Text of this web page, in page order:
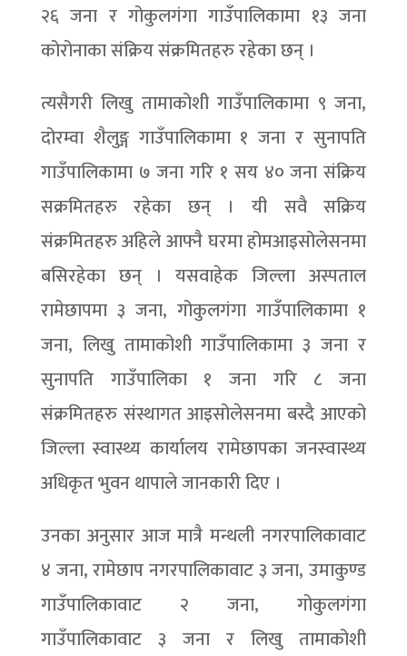
२६ जना र गोकुलगंगा गाउँपालिकामा १३ जना
कोरोनाका संक्रिय संक्रमितहरु रहेका छन् ।
त्यसैगरी लिखु तामाकोशी गाउँपालिकामा ९ जना,
दोरम्वा शैलुङ्ग गाउँपालिकामा १ जना र सुनापति
गाउँपालिकामा ७ जना गरि १ सय ४० जना संक्रिय
सक्रमितहरु रहेका छन् । यी सवै सक्रिय
संक्रमितहरु अहिले आफ्नै घरमा होमआइसोलेसनमा
बसिरहेका छन् । यसवाहेक जिल्ला अस्पताल
रामेछापमा ३ जना, गोकुलगंगा गाउँपालिकामा १
जना, लिखु तामाकोशी गाउँपालिकामा ३ जना र
सुनापति गाउँपालिका १ जना गरि ८ जना
संक्रमितहरु संस्थागत आइसोलेसनमा बस्दै आएको
जिल्ला स्वास्थ्य कार्यालय रामेछापका जनस्वास्थ्य
अधिकृत भुवन थापाले जानकारी दिए ।
उनका अनुसार आज मात्रै मन्थली नगरपालिकावाट
४ जना, रामेछाप नगरपालिकावाट ३ जना, उमाकुण्ड
गाउँपालिकावाट २ जना, गोकुलगंगा
गाउँपालिकावाट ३ जना र लिखु तामाकोशी